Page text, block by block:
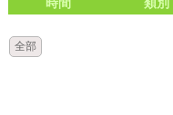
全部